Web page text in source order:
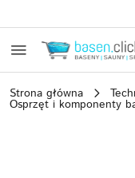
Strona główna
Osprzęt i komponenty